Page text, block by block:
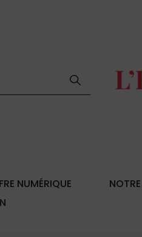
NUMÉRIQUE